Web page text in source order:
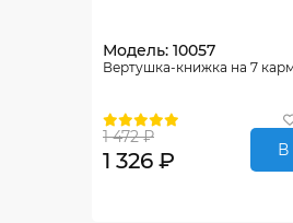
Модель: 10057
Вертушка-книжка на 7
1 472 ₽
1 326 ₽ В